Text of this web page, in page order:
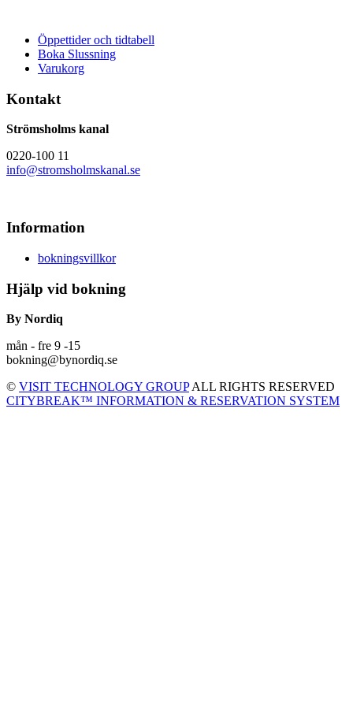
Öppettider och tidtabell
Boka Slussning
Varukorg
Kontakt
Strömsholms kanal
0220-100 11
info@stromsholmskanal.se
Information
bokningsvillkor
Hjälp vid bokning
By Nordiq
mån - fre 9 -15
bokning@bynordiq.se
© VISIT TECHNOLOGY GROUPALL RIGHTS RESERVED
CITYBREAK™ INFORMATION & RESERVATION SYSTEM